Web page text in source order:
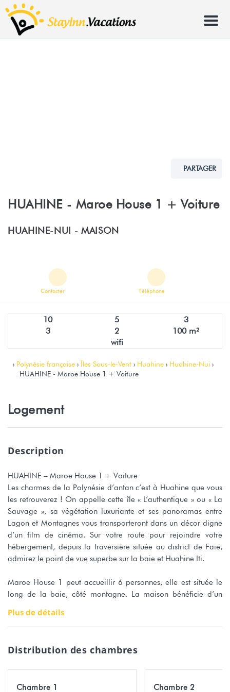
Menu
PARTAGER
HUAHINE - Maroe House 1 + Voiture
HUAHINE-NUI - MAISON
Contacter Téléphone
10 5
3
3
2
100 m²
wifi
› Polynésie française › Îles Sous-le-Vent › Huahine › Huahine-Nui ›
HUAHINE - Maroe House 1 + Voiture
Logement
Description
HUAHINE – Maroe House 1 + Voiture
Les charmes de la Polynésie d’antan c’est à Huahine que vous
les retrouverez ! On appelle cette île « L’authentique » ou « La
Sauvage », sa végétation luxuriante et ses panoramas entre
Lagon et Montagnes vous transporteront dans un décor digne
d’un film de cinéma. Sur votre route pour rejoindre votre
hébergement, depuis la traversière située au district de Faie,
admirez le point de vue superbe sur la baie et Huahine Iti.
Maroe House 1 peut accueillir 6 personnes, elle est située le
long de la baie, côté montagne. La maison bénéficie d’un
Barbecue, table et chaises pour vos soirées grillades.
Les 3 chambres sont composées d’un lit Queen size avec une
et toilettes se situe dans le couloir. Le salon avec brasseur d’air,
équipée (Réfrigérateur, cafetière, gazinière, four, vaisselles…) et
Plus de détails
Distribution des chambres
Chambre 1
Chambre 2